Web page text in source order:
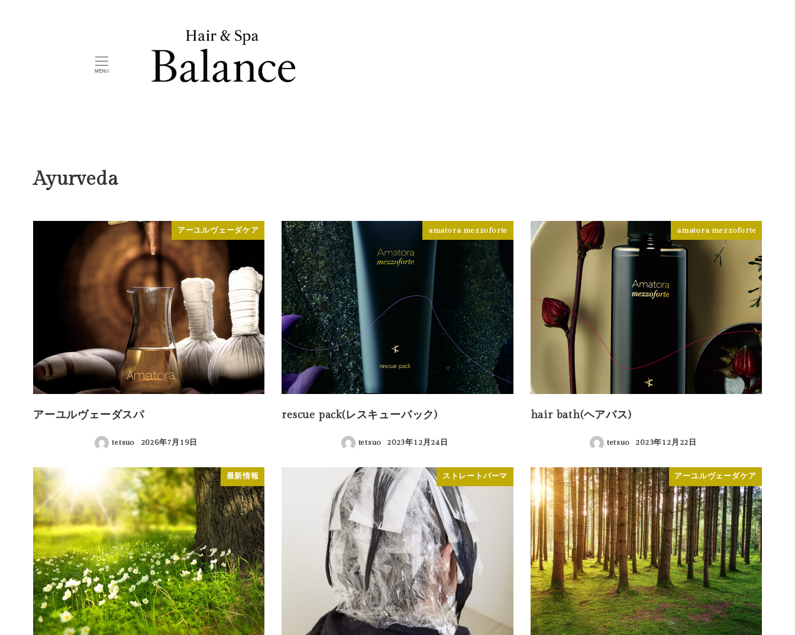
MENU
Ayurveda
アーユルヴェーダケア
アーユルヴェーダスパ
tetsuo
投稿日
2026年7月19日
amatora mezzoforte
rescue pack(レスキューパック)
tetsuo
投稿日
2023年12月24日
amatora mezzoforte
hair bath(ヘアバス)
tetsuo
投稿日
2023年12月22日
最新情報 ストレートパーマ アーユルヴェーダケア